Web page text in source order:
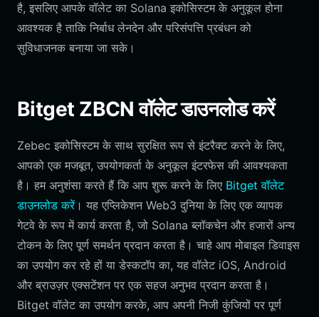
है, इसलिए आपके वॉलेट का Solana इकोसिस्टम के अनुकूल होना
आवश्यक है ताकि निर्बाध लेनदेन और परिसंपत्ति प्रबंधन को
सुविधाजनक बनाया जा सके।
Bitget ZBCN वॉलेट डाउनलोड करें
Zebec इकोसिस्टम के साथ सुरक्षित रूप से इंटरैक्ट करने के लिए,
आपको एक मजबूत, उपयोगकर्ता के अनुकूल इंटरफेस की आवश्यकता
है। हम अनुशंसा करते हैं कि आप शुरू करने के लिए Bitget वॉलेट
डाउनलोड करें। यह एप्लिकेशन Web3 दुनिया के लिए एक व्यापक
गेटवे के रूप में कार्य करता है, जो Solana ब्लॉकचेन और हजारों अन्य
टोकन के लिए पूर्ण समर्थन प्रदान करता है। चाहे आप मोबाइल डिवाइस
का उपयोग कर रहे हों या डेस्कटॉप का, यह वॉलेट iOS, Android
और ब्राउज़र एक्सटेंशन पर एक सहज अनुभव प्रदान करता है।
Bitget वॉलेट का उपयोग करके, आप अपनी निजी कुंजियों पर पूर्ण